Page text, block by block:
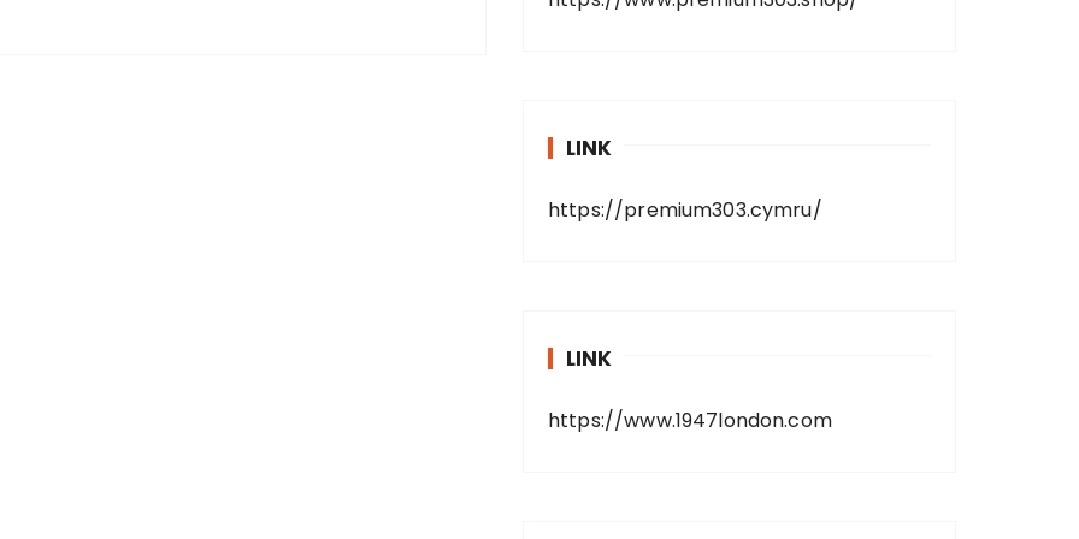
LINK
https://premium303.cymru/
LINK
https://www.1947london.com